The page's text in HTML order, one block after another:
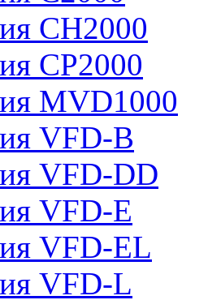
CH2000
CP2000
MVD1000
VFD-B
VFD-DD
VFD-E
VFD-EL
VFD-L